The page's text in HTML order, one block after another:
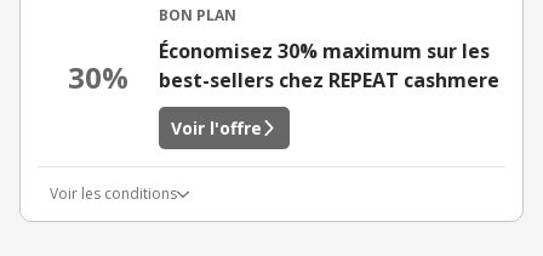
30%
BON PLAN
Économisez 30% maximum sur les
best-sellers chez REPEAT cashmere
Voir l'offre
Voir les conditions